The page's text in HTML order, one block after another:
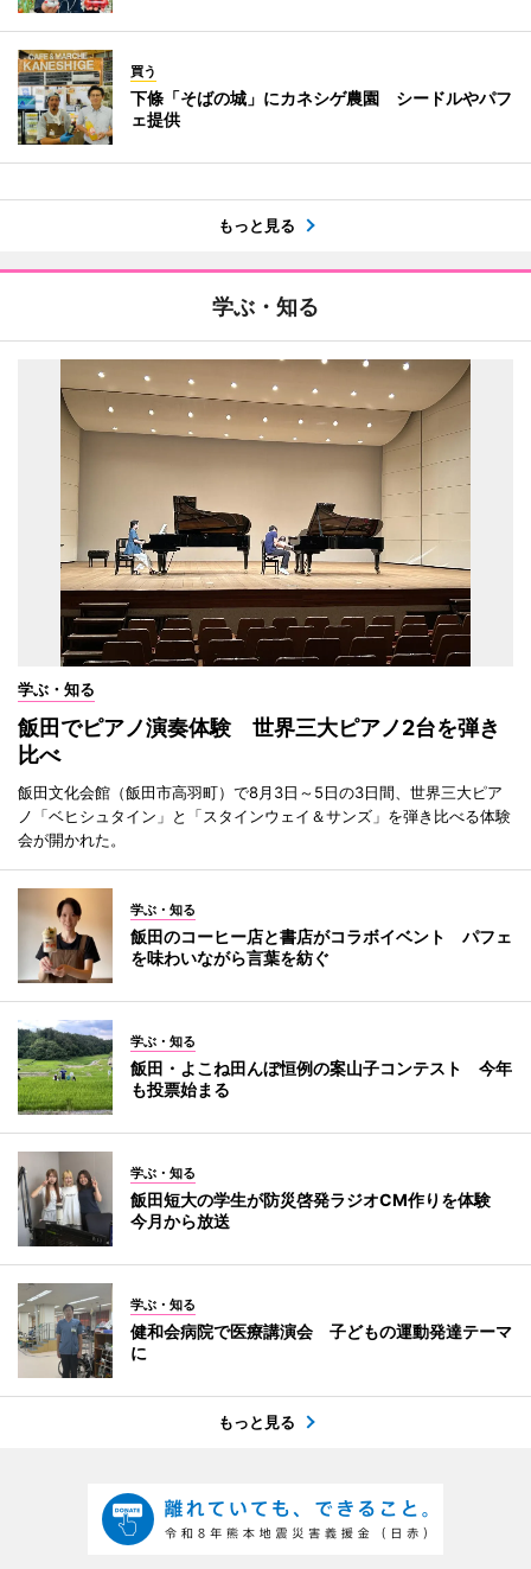
買う
下條「そばの城」にカネシゲ農園 シードルやパフ
ェ提供
もっと見る
学ぶ・知る
学ぶ・知る
飯田でピアノ演奏体験 世界三大ピアノ2台を弾き
比べ
飯田文化会館（飯田市高羽町）で8月3日～5日の3日間、世界三大ピア
ノ「ベヒシュタイン」と「スタインウェイ＆サンズ」を弾き比べる体験
会が開かれた。
学ぶ・知る
飯田のコーヒー店と書店がコラボイベント パフェ
を味わいながら言葉を紡ぐ
学ぶ・知る
飯田・よこね田んぼ恒例の案山子コンテスト 今年
も投票始まる
学ぶ・知る
飯田短大の学生が防災啓発ラジオCM作りを体験
今月から放送
学ぶ・知る
健和会病院で医療講演会 子どもの運動発達テーマ
に
もっと見る